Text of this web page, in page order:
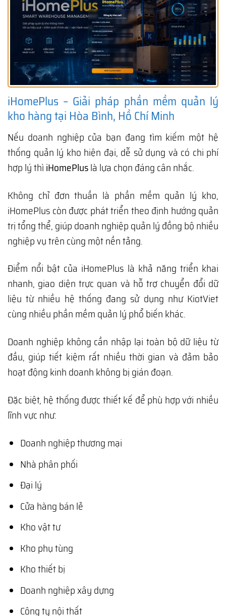
iHomePlus – Giải pháp phần mềm quản lý
kho hàng tại Hòa Bình, Hồ Chí Minh
Nếu doanh nghiệp của bạn đang tìm kiếm một hệ
thống quản lý kho hiện đại, dễ sử dụng và có chi phí
hợp lý thì iHomePluslà lựa chọn đáng cân nhắc.
Không chỉ đơn thuần là phần mềm quản lý kho,
iHomePlus còn được phát triển theo định hướng quản
trị tổng thể, giúp doanh nghiệp quản lý đồng bộ nhiều
nghiệp vụ trên cùng một nền tảng.
Điểm nổi bật của iHomePlus là khả năng triển khai
nhanh, giao diện trực quan và hỗ trợ chuyển đổi dữ
liệu từ nhiều hệ thống đang sử dụng như KiotViet
cùng nhiều phần mềm quản lý phổ biến khác.
Doanh nghiệp không cần nhập lại toàn bộ dữ liệu từ
đầu, giúp tiết kiệm rất nhiều thời gian và đảm bảo
hoạt động kinh doanh không bị gián đoạn.
Đặc biệt, hệ thống được thiết kế để phù hợp với nhiều
lĩnh vực như:
Doanh nghiệp thương mại
Nhà phân phối
Đại lý
Cửa hàng bán lẻ
Kho vật tư
Kho phụ tùng
Kho thiết bị
Doanh nghiệp xây dựng
Công ty nội thất